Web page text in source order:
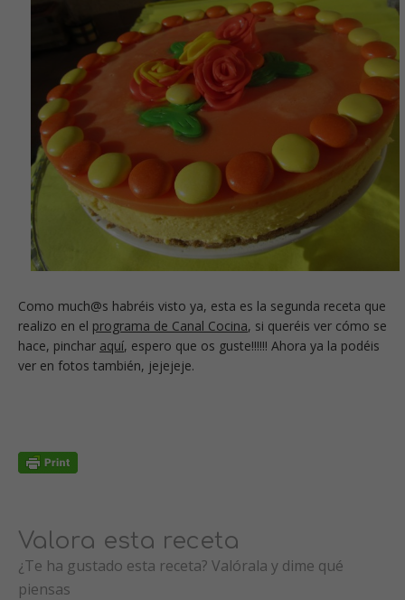
Como much@s habréis visto ya, esta es la segunda receta que
realizo en el programa de Canal Cocina, si queréis ver cómo se
hace, pinchar aquí, espero que os guste!!!!!! Ahora ya la podéis
ver en fotos también, jejejeje.
Valora esta receta
¿Te ha gustado esta receta? Valórala y dime qué
piensas